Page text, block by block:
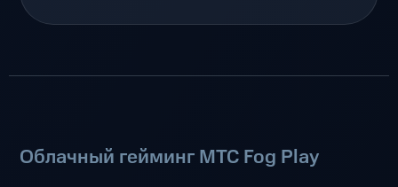
Облачный гейминг МТС Fog Play